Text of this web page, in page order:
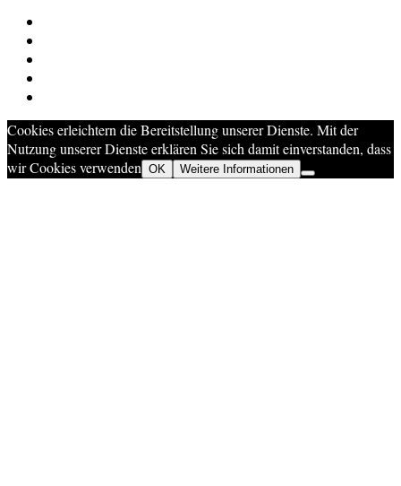
Cookies erleichtern die Bereitstellung unserer Dienste. Mit der
Nutzung unserer Dienste erklären Sie sich damit einverstanden, dass
wir Cookies verwenden OK Weitere Informationen